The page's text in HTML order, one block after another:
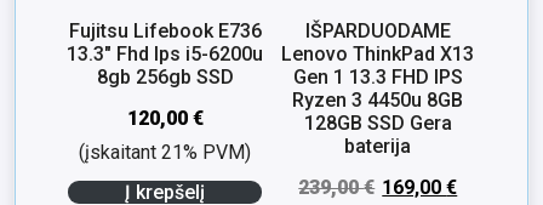
Fujitsu Lifebook E736
13.3″ Fhd Ips i5-6200u
8gb 256gb SSD
120,00 €
(įskaitant 21% PVM)
Į krepšelį
IŠPARDUODAME
Lenovo ThinkPad X13
Gen 1 13.3 FHD IPS
Ryzen 3 4450u 8GB
128GB SSD Gera
baterija
239,00€ 169,00€